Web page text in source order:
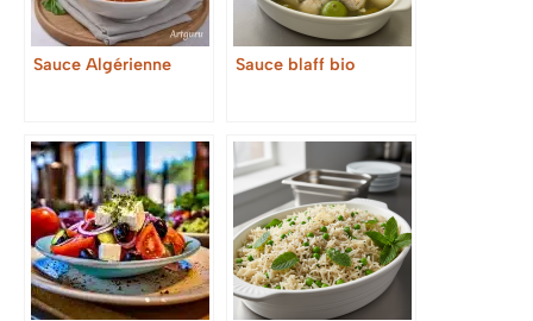
Sauce Algérienne Sauce blaff bio